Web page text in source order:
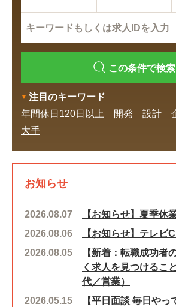
この条件で検索
注目のキーワード
年間休日120日以上
開発 設計
大手
お知らせ
2026.08.07
【お知らせ】夏季休
2026.08.06
【お知らせ】テレビ
2026.08.05
【新着：転職成功者
く求人を見つけるこ
代／営業）
2026.05.15
【平日面談 毎日やっ